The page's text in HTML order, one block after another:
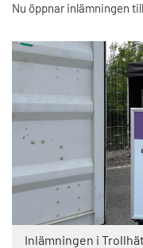
Nu öppnar inlämningen
Inlämningen i